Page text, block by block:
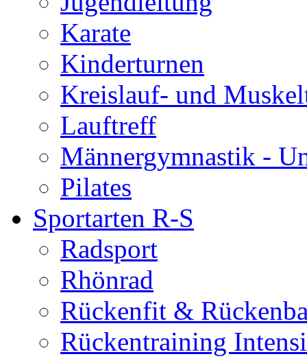
Karate
Kinderturnen
Kreislauf- und
Lauftreff
Männergymnastik -
Pilates
Sportarten R-S
Radsport
Rhönrad
Rückenfit &
Rückentraining